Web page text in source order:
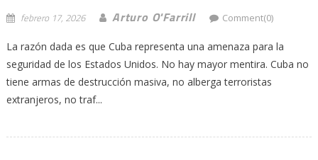
febrero 17, 2026 Arturo O'Farrill Comment(0)
La razón dada es que Cuba representa una amenaza para la
seguridad de los Estados Unidos. No hay mayor mentira. Cuba no
tiene armas de destrucción masiva, no alberga terroristas
extranjeros, no traf...